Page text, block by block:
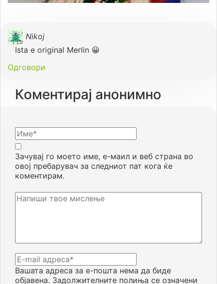
Nikoj
Ista e original Merlin 😀
Одговори
Коментирај анонимно
Вашата адреса за е-пошта нема да биде
објавена. Задолжителните полиња се означени
Зачувај го моето име, е-маил и веб страна во
овој пребарувач за следниот пат кога ќе
коментирам.